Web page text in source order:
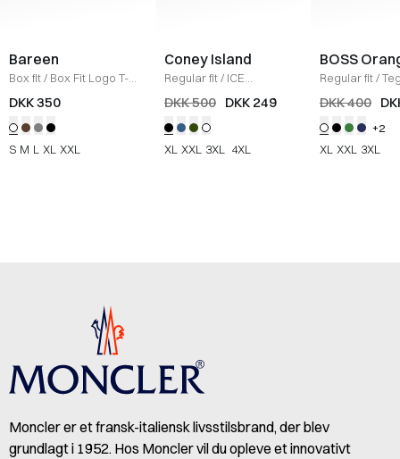
Bareen
Box fit/ Box Fit Logo T-
shirt /WHITE
DKK 350
S M L XL XXL
Coney Island
Regular fit/ ICE
Sweatshirt
/BLACK
DKK 500 DKK 249
XL XXL 3XL 4XL
BOSS
Regular fit/
Shirt
HVID
DKK 400
+2
XL XXL 3XL
Moncler er et fransk-italiensk livsstilsbrand, der blev
grundlagt i 1952. Hos Moncler vil du opleve et innovativt